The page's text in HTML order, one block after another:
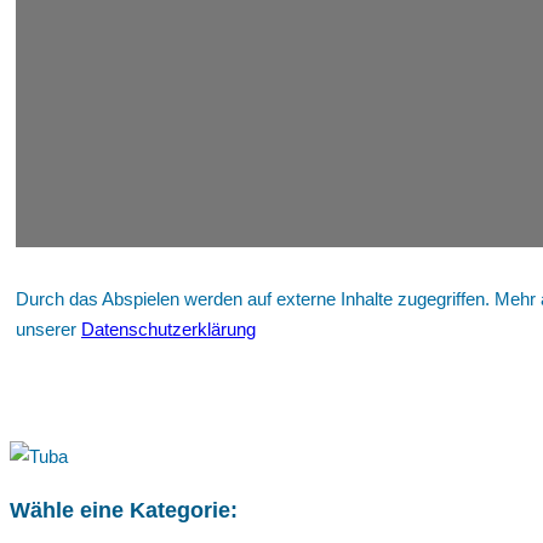
Durch das Abspielen werden auf externe Inhalte zugegriffen. Mehr
unserer Datenschutzerklärung
Wähle eine Kategorie: